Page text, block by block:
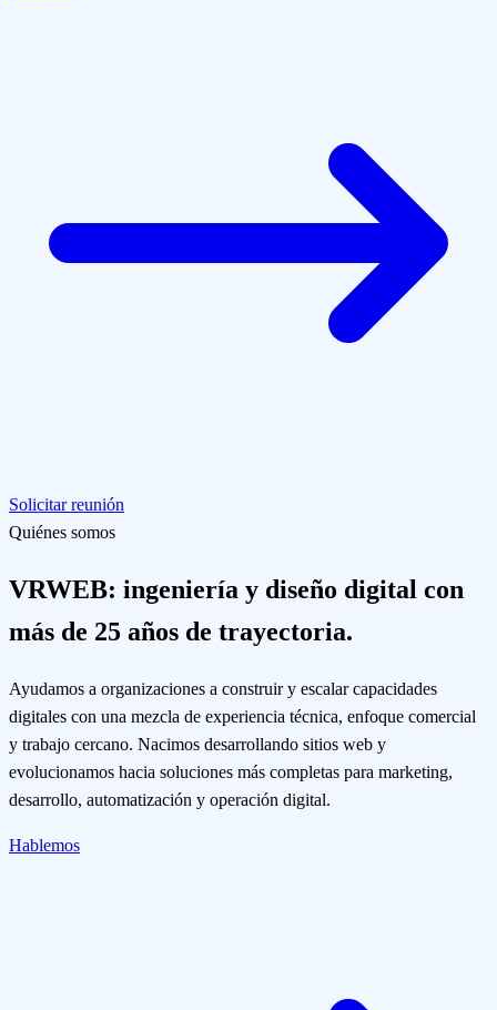
Solicitar reunión
Quiénes somos
VRWEB: ingeniería y diseño digital con
más de 25 años de trayectoria.
Ayudamos a organizaciones a construir y escalar capacidades
digitales con una mezcla de experiencia técnica, enfoque comercial
y trabajo cercano. Nacimos desarrollando sitios web y
evolucionamos hacia soluciones más completas para marketing,
desarrollo, automatización y operación digital.
Hablemos